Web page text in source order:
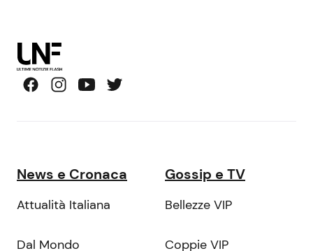
News e Cronaca
Attualità Italiana
Dal Mondo
Gossip e TV
Bellezze VIP
Coppie VIP